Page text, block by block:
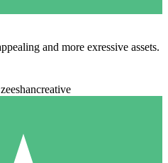
and more exressive assets.
zeeshancreative